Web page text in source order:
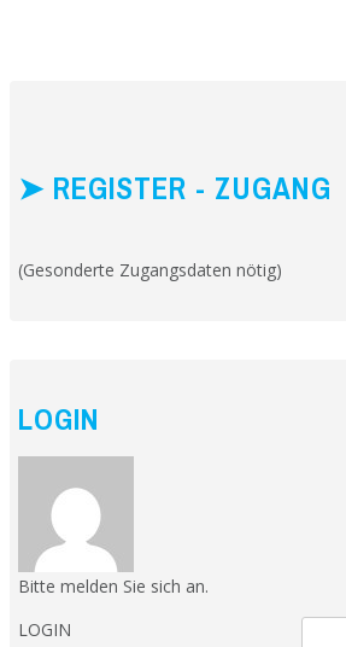
➤ REGISTER - ZUGANG
(Gesonderte Zugangsdaten nötig)
LOGIN
Bitte melden Sie sich an.
LOGIN